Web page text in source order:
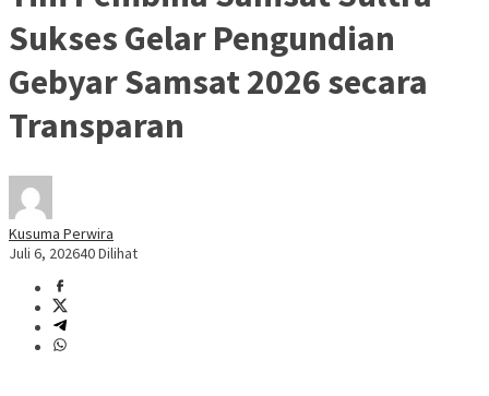
Sukses Gelar Pengundian
Gebyar Samsat 2026 secara
Transparan
Kusuma Perwira
Juli 6, 202640 Dilihat